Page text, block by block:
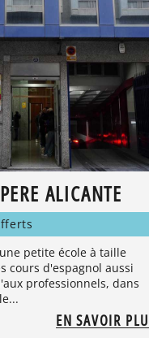
ALICANTE
petite école à taille
cours d'espagnol aussi
professionnels, dans
EN SAVOIR